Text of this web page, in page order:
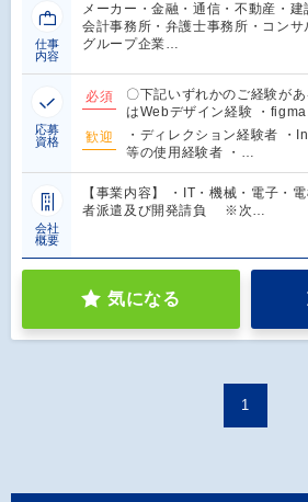
仕事
内容
メーカー・金融・通信・不動産・建
会計事務所・弁護士事務所・コン
グループ企業…
応募
資格
必須
〇下記いずれかのご経験が
はWebデザイン経験 ・
歓迎
・ディレクション経験者
等の使用経験者 ・…
会社
概要
【事業内容】 ・IT・機械・電子・
者派遣及び開発請負 ※次…
気になる
1